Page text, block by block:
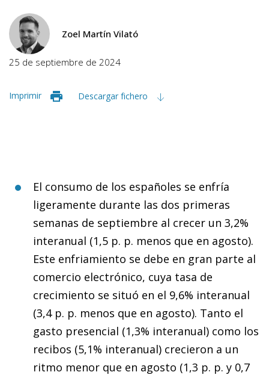
Zoel Martín Vilató
25 de septiembre de 2024
Imprimir Descargar fichero
El consumo de los españoles se enfría
ligeramente durante las dos primeras
semanas de septiembre al crecer un 3,2%
interanual (1,5 p. p. menos que en agosto).
Este enfriamiento se debe en gran parte al
comercio electrónico, cuya tasa de
crecimiento se situó en el 9,6% interanual
(3,4 p. p. menos que en agosto). Tanto el
gasto presencial (1,3% interanual) como los
recibos (5,1% interanual) crecieron a un
ritmo menor que en agosto (1,3 p. p. y 0,7